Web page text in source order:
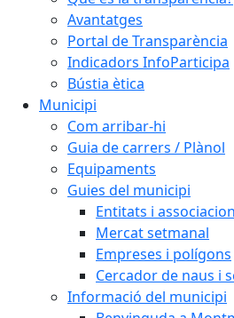
Avantatges
Portal de Transparència
Indicadors InfoParticipa
Bústia ètica
Municipi
Com arribar-hi
Guia de carrers / Plànol
Equipaments
Guies del municipi
Entitats i
Mercat setmanal
Empreses i polígons
Cercador de naus i
Informació del municipi